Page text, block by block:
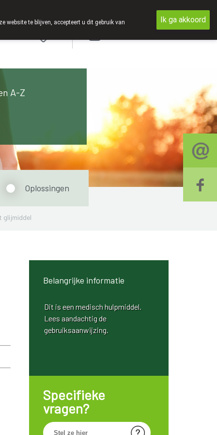
A-Z
glijmiddel
Oplossingen
Belangrijke informatie
Dit is een medisch hulpmiddel.
Lees aandachtig de
gebruiksaanwijzing.
Specifieke
vragen?
website te blijven, accepteert u dit gebruik van Ik ga akkoord